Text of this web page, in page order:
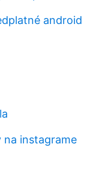
android
na instagrame